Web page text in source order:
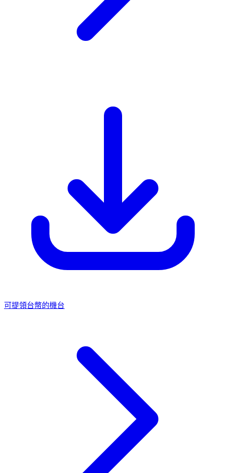
可提領台幣的機台